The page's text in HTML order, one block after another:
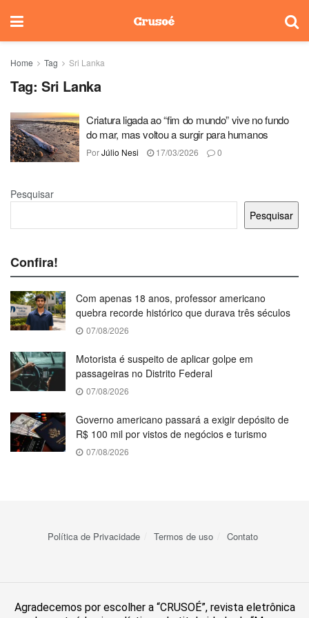
Home Tag Sri Lanka
Tag: Sri Lanka
Criatura ligada ao “fim do mundo” vive no fundo
do mar, mas voltou a surgir para humanos
PorJúlio Nesi 17/03/2026 0
Pesquisar
Pesquisar
Confira!
Com apenas 18 anos, professor americano
quebra recorde histórico que durava três séculos
07/08/2026
Motorista é suspeito de aplicar golpe em
passageiras no Distrito Federal
07/08/2026
Governo americano passará a exigir depósito de
R$ 100 mil por vistos de negócios e turismo
07/08/2026
Política de Privacidade Termos de uso Contato
Agradecemos por escolher a “CRUSOÉ”, revista eletrônica